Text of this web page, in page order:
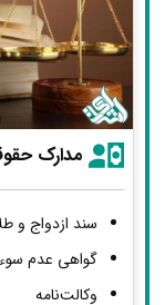
مدارک
سند ازدواج و
گواهی عدم
وکالت‌نامه